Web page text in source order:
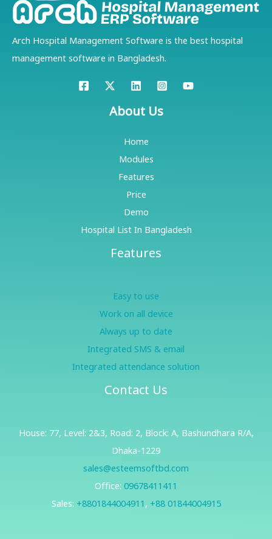
Arch Hospital Management Software is the best hospital
management software in Bangladesh.
About Us
Home
Modules
Features
Price
Demo
Hospital List In Bangladesh
Features
Easy to use
Work on all device
Always up to date
Integrated SMS & email
Integrated attendance solution
Contact Us
House: 77, Level: 2&3, Road: 2, Block: A, Bashundhara R/A,
Dhaka-1229
sales@esteemsoftbd.com
Office: 09678411411
Sales: +8801844004911 , +88 01844004915